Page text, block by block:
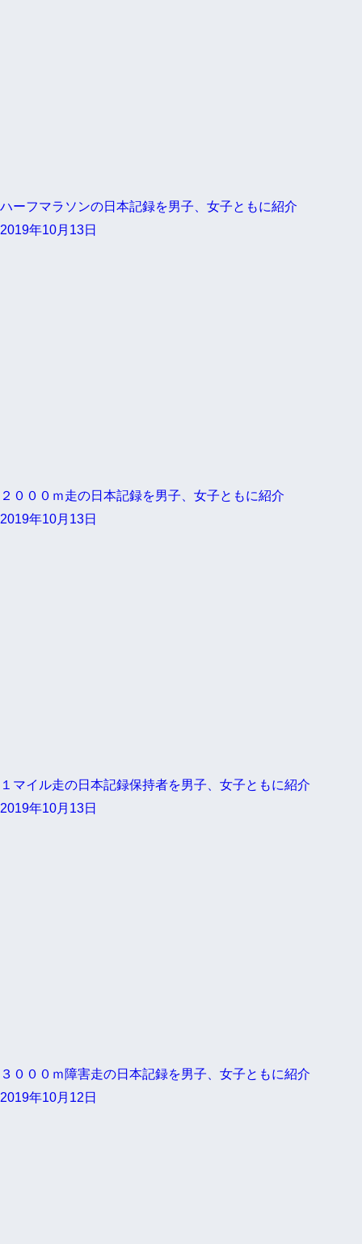
ハーフマラソンの日本記録を男子、女子ともに紹介
2019年10月13日
２０００ｍ走の日本記録を男子、女子ともに紹介
2019年10月13日
１マイル走の日本記録保持者を男子、女子ともに紹介
2019年10月13日
３０００ｍ障害走の日本記録を男子、女子ともに紹介
2019年10月12日